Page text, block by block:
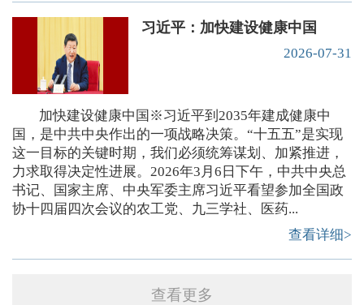
习近平：加快建设健康中国
2026-07-31
加快建设健康中国※习近平到2035年建成健康中
国，是中共中央作出的一项战略决策。“十五五”是实现
这一目标的关键时期，我们必须统筹谋划、加紧推进，
力求取得决定性进展。2026年3月6日下午，中共中央总
书记、国家主席、中央军委主席习近平看望参加全国政
协十四届四次会议的农工党、九三学社、医药...
查看详细>
查看更多